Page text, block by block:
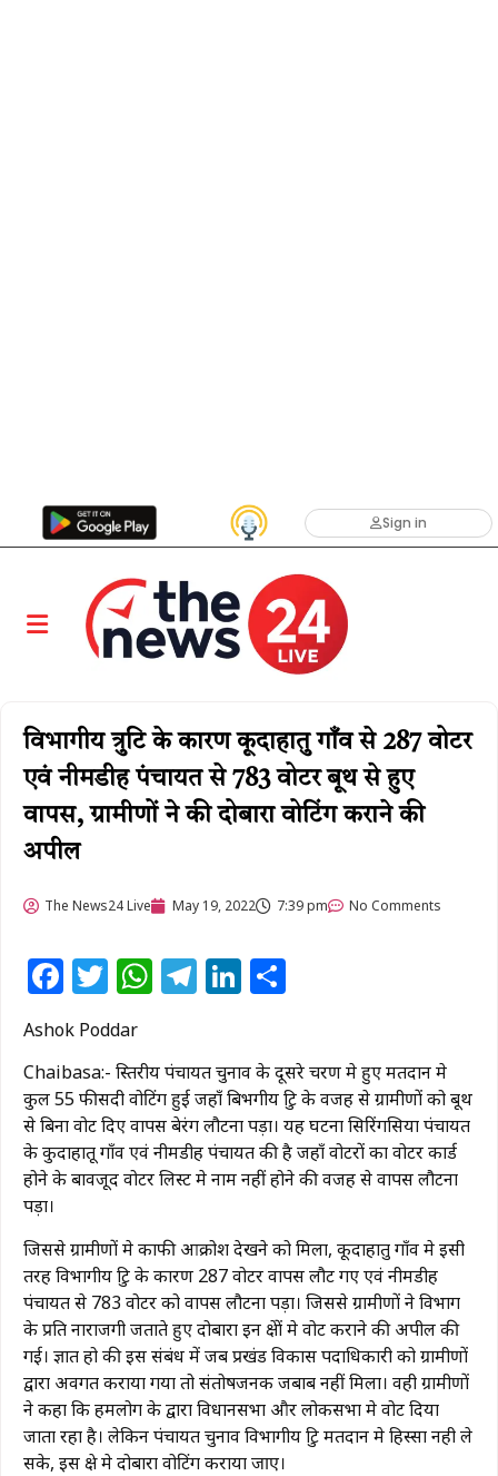
Sign in
विभागीय त्रुटि के कारण कूदाहातु गाँव से 287 वोटर
एवं नीमडीह पंचायत से 783 वोटर बूथ से हुए
वापस, ग्रामीणों ने की दोबारा वोटिंग कराने की
अपील
The News24 Live May 19, 2022 7:39 pm No Comments
Facebook
Twitter
WhatsApp
Telegram
LinkedIn
Ashok Poddar
Chaibasa:- त्रिस्तरीय पंचायत चुनाव के दूसरे चरण मे हुए मतदान मे
कुल 55 फीसदी वोटिंग हुई जहाँ बिभगीय त्रुटि के वजह से ग्रामीणों को बूथ
से बिना वोट दिए वापस बेरंग लौटना पड़ा। यह घटना सिरिंगसिया पंचायत
के कुदाहातू गाँव एवं नीमडीह पंचायत की है जहाँ वोटरों का वोटर कार्ड
होने के बावजूद वोटर लिस्ट मे नाम नहीं होने की वजह से वापस लौटना
पड़ा।
जिससे ग्रामीणों मे काफी आक्रोश देखने को मिला, कूदाहातु गाँव मे इसी
तरह विभागीय त्रुटि के कारण 287 वोटर वापस लौट गए एवं नीमडीह
पंचायत से 783 वोटर को वापस लौटना पड़ा। जिससे ग्रामीणों ने विभाग
के प्रति नाराजगी जताते हुए दोबारा इन क्षेत्रों मे वोट कराने की अपील की
गई। ज्ञात हो की इस संबंध में जब प्रखंड विकास पदाधिकारी को ग्रामीणों
द्वारा अवगत कराया गया तो संतोषजनक जबाब नहीं मिला। वही ग्रामीणों
ने कहा कि हमलोग के द्वारा विधानसभा और लोकसभा मे वोट दिया
जाता रहा है। लेकिन पंचायत चुनाव विभागीय त्रुटि मतदान मे हिस्सा नही ले
सके, इस क्षेत्र मे दोबारा वोटिंग करायाजाए।